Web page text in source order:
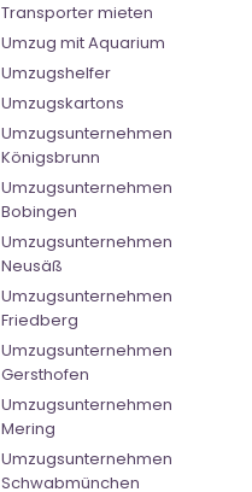
Transporter mieten
Umzug mit Aquarium
Umzugshelfer
Umzugskartons
Umzugsunternehmen
Königsbrunn
Umzugsunternehmen
Bobingen
Umzugsunternehmen
Neusäß
Umzugsunternehmen
Friedberg
Umzugsunternehmen
Gersthofen
Umzugsunternehmen
Mering
Umzugsunternehmen
Schwabmünchen